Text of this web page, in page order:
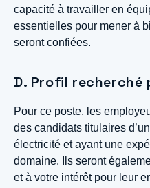
capacité à travailler en
essentielles pour mener à
seront confiées.
D. Profil recherché
Pour ce poste, les
des candidats titulaires
électricité et ayant une
domaine. Ils seront
et à votre intérêt pour leur